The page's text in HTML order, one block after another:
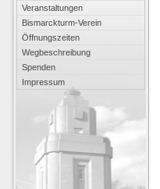
Veranstaltungen
Bismarckturm-Verein
Öffnungszeiten
Wegbeschreibung
Spenden
Impressum